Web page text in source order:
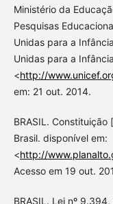
Ministério da
Pesquisas
Unidas para a
Unidas para a
<http://
em: 21 out. 2014.
BRASIL.
Brasil. disponível em:
<http://
Acesso em 19 out.
BRASIL. Lei nº